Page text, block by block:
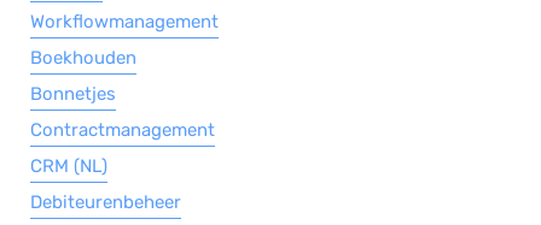
Workflowmanagement
Boekhouden
Bonnetjes
Contractmanagement
CRM (NL)
Debiteurenbeheer